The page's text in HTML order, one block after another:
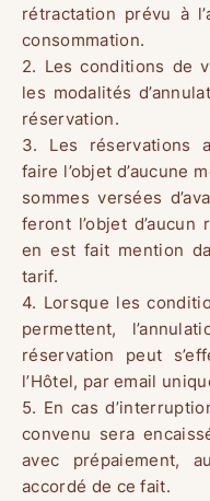
rétractation prévu à
consommation.
2. Les conditions de
les modalités
réservation.
3. Les réservations
faire l’objet d’aucune
sommes versées
feront l’objet
en est fait mention
tarif.
4. Lorsque les
permettent,
réservation peut
l’Hôtel, par email
5. En cas
convenu sera
avec prépaiement,
accordé de ce fait.